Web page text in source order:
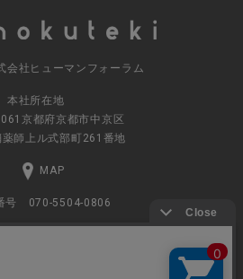
社ヒューマンフォーラム
本社所在地
京都府京都市中京区
師上ル式部町261番地
MAP
号 070-5504-0806
～17:30（土日休業）